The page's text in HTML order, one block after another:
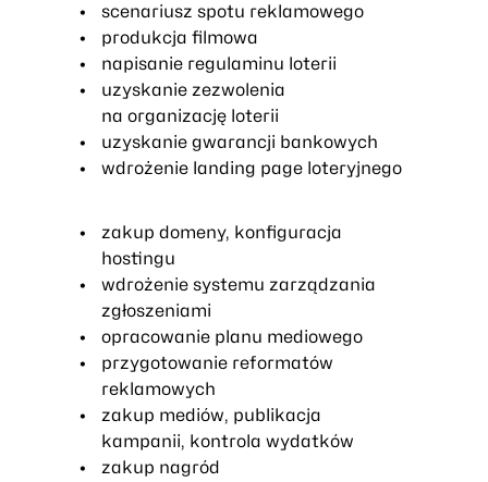
scenariusz spotu reklamowego
produkcja filmowa
napisanie regulaminu loterii
uzyskanie zezwolenia
na organizację loterii
uzyskanie gwarancji bankowych
wdrożenie landing page loteryjnego
zakup domeny, konfiguracja
hostingu
wdrożenie systemu zarządzania
zgłoszeniami
opracowanie planu mediowego
przygotowanie reformatów
reklamowych
zakup mediów, publikacja
kampanii, kontrola wydatków
zakup nagród